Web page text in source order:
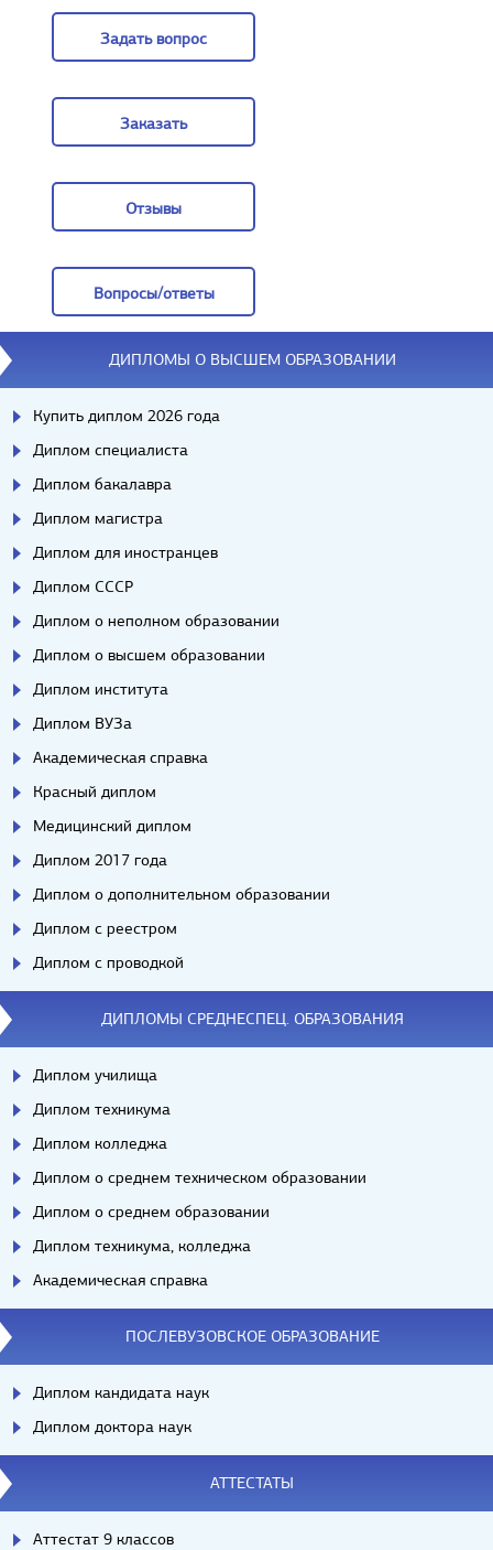
Задать вопрос
Заказать
Отзывы
Вопросы/ответы
Вопросы/ответы
ДИПЛОМЫ О ВЫСШЕМ ОБРАЗОВАНИИ
Купить диплом 2026 года
Диплом специалиста
Диплом бакалавра
Диплом магистра
Диплом для иностранцев
Диплом СССР
Диплом о неполном образовании
Диплом о высшем образовании
Диплом института
Диплом ВУЗа
Академическая справка
Красный диплом
Медицинский диплом
Диплом 2017 года
Диплом о дополнительном образовании
Диплом с реестром
Диплом с проводкой
ДИПЛОМЫ СРЕДНЕСПЕЦ. ОБРАЗОВАНИЯ
Диплом училища
Диплом техникума
Диплом колледжа
Диплом о среднем техническом образовании
Диплом о среднем образовании
Диплом техникума, колледжа
Академическая справка
ПОСЛЕВУЗОВСКОЕ ОБРАЗОВАНИЕ
Диплом кандидата наук
Диплом доктора наук
АТТЕСТАТЫ
Аттестат 9 классов